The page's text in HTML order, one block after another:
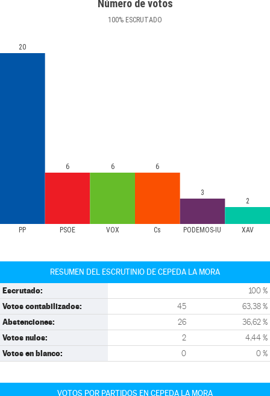
Número de votos
100% ESCRUTADO
PP PSOE VOX Cs PODEMOS-IU XAV
20
6 6 6
3
2
RESUMEN DEL ESCRUTINIO DE CEPEDA LA MORA
Escrutado: 100 %
Votos contabilizados: 45 63,38 %
Abstenciones: 26 36,62 %
Votos nulos: 2 4,44 %
Votos en blanco: 0 0 %
VOTOS POR PARTIDOS EN CEPEDA LA MORA